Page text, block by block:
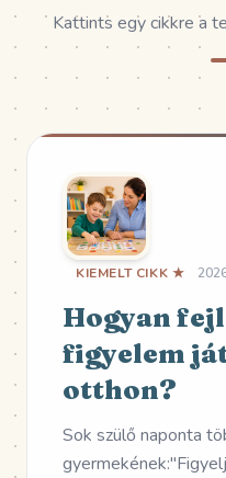
Kattints egy cikkre a
KIEMELT CIKK ★
Hogyan
figyelem
otthon?
Sok szülő naponta